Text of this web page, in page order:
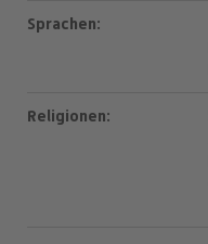
Sprachen
Religionen